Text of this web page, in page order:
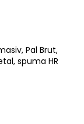
Pal Brut,
spuma HR